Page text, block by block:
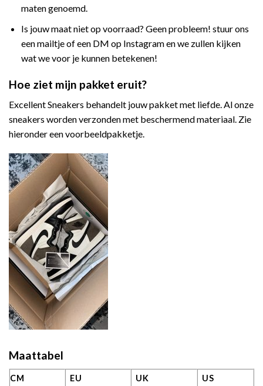
maten genoemd.
Is jouw maat niet op voorraad? Geen probleem! stuur ons
een mailtje of een DM op Instagram en we zullen kijken
wat we voor je kunnen betekenen!
Hoe ziet mijn pakket eruit?
Excellent Sneakers behandelt jouw pakket met liefde. Al onze
sneakers worden verzonden met beschermend materiaal. Zie
hieronder een voorbeeldpakketje.
Maattabel
CM EU UK
US